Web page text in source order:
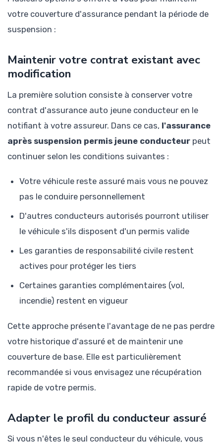
votre couverture d'assurance pendant la période de
suspension :
Maintenir votre contrat existant avec
modification
La première solution consiste à conserver votre
contrat d'assurance auto jeune conducteur en le
notifiant à votre assureur. Dans ce cas, l'assurance
après suspension permis jeune conducteur peut
continuer selon les conditions suivantes :
Votre véhicule reste assuré mais vous ne pouvez
pas le conduire personnellement
D'autres conducteurs autorisés pourront utiliser
le véhicule s'ils disposent d'un permis valide
Les garanties de responsabilité civile restent
actives pour protéger les tiers
Certaines garanties complémentaires (vol,
incendie) restent en vigueur
Cette approche présente l'avantage de ne pas perdre
votre historique d'assuré et de maintenir une
couverture de base. Elle est particulièrement
recommandée si vous envisagez une récupération
rapide de votre permis.
Adapter le profil du conducteur assuré
Si vous n'êtes le seul conducteur du véhicule, vous